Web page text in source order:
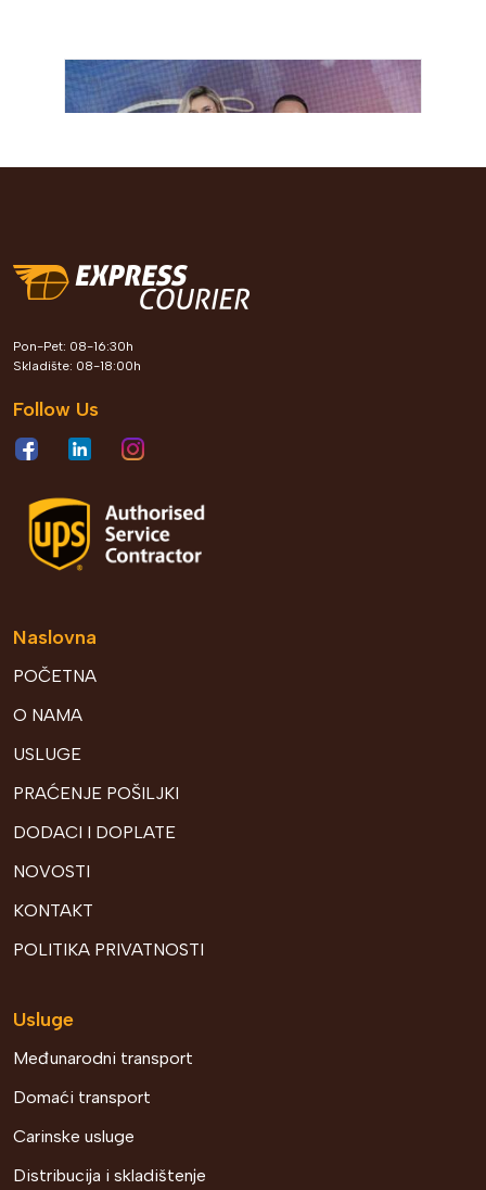
Express Courier kroz Leader
Roots program gradi generaciju
poslovnu budućnost Bosne i
Hercegovine
Pogledaj detalje
Pon-Pet: 08-16:30h
Skladište: 08-18:00h
Follow Us
Naslovna
POČETNA
O NAMA
USLUGE
PRAĆENJE POŠILJKI
DODACI I DOPLATE
NOVOSTI
KONTAKT
POLITIKA PRIVATNOSTI
Usluge
Međunarodni transport
Domaći transport
Carinske usluge
Distribucija i skladištenje